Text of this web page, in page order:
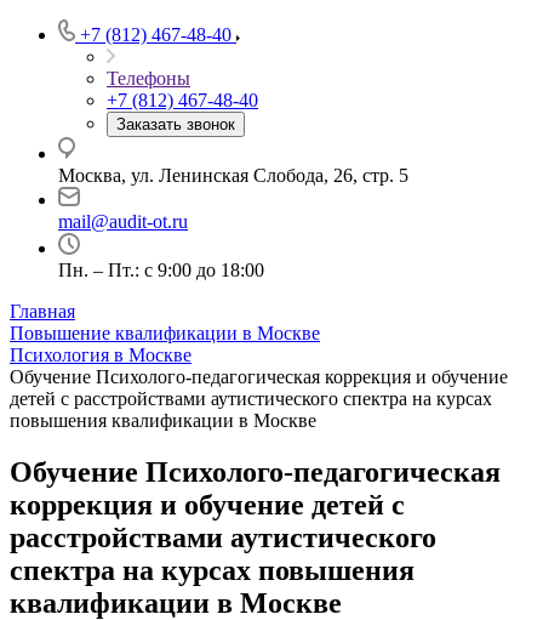
+7 (812) 467-48-40
Телефоны
+7 (812) 467-48-40
Заказать звонок
Москва, ул. Ленинская Слобода, 26, стр. 5
mail@audit-ot.ru
Пн. – Пт.: с 9:00 до 18:00
Главная
Повышение квалификации в Москве
Психология в Москве
Обучение Психолого-педагогическая коррекция и обучение
детей с расстройствами аутистического спектра на курсах
повышения квалификации в Москве
Обучение Психолого-педагогическая
коррекция и обучение детей с
расстройствами аутистического
спектра на курсах повышения
квалификации в Москве